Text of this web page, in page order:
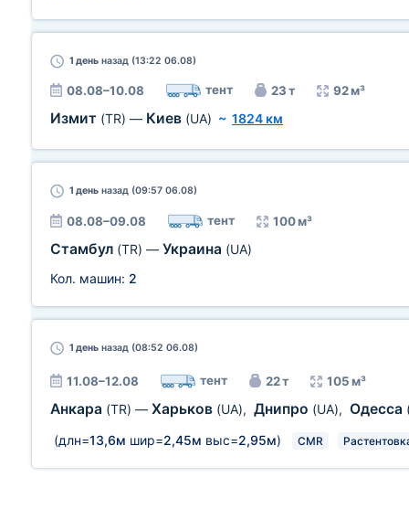
1 день назад (13:22 06.08)
08.08–10.08 тент 23 т 92 м³
Измит (TR) — Киев (UA) ~ 1824 км
1 день назад (09:57 06.08)
08.08–09.08 тент 100 м³
Стамбул (TR) — Украина (UA)
Кол. машин: 2
1 день назад (08:52 06.08)
11.08–12.08 тент 22 т 105 м³
Анкара (TR) — Харьков (UA), Днипро (UA), Одесса
(длн=13,6м шир=2,45м выс=2,95м) CMR